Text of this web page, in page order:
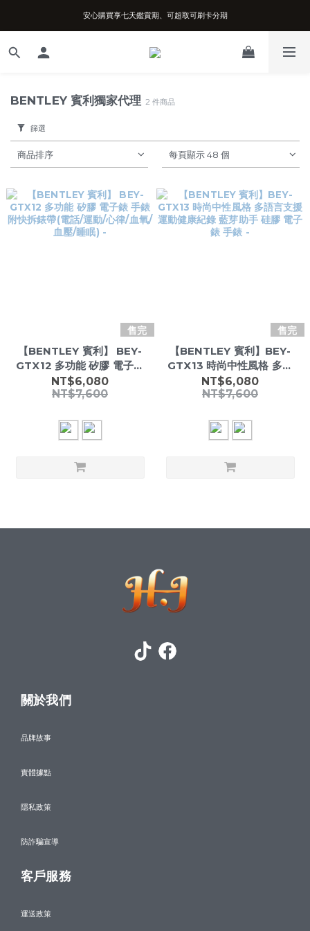
台南實體店面、兩年機芯保固、開立發票
安心購買享七天鑑賞期、可超取可刷卡分期
台南實體店面、兩年機芯保固、開立發票
BENTLEY 賓利獨家代理 2 件商品
篩選
商品排序 每頁顯示 48 個
售完
【BENTLEY 賓利】 BEY-
GTX12 多功能 矽膠 電子錶
手錶 附快拆錶帶(電話/運動/
NT$6,080
NT$7,600
售完
【BENTLEY 賓利】BEY-
GTX13 時尚中性風格 多語
言支援 運動健康紀錄 藍芽助
手 硅膠 電子錶 手錶 -
NT$6,080
NT$7,600
關於我們
品牌故事
實體據點
隱私政策
防詐騙宣導
客戶服務
運送政策